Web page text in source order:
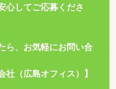
心してご応募くださ
ら、お気軽にお問い合
社（広島オフィス）】